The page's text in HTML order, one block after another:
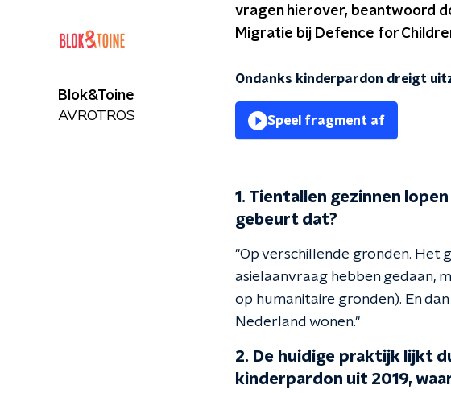
vragen hierover, beantwoord
Migratie bij Defence for
Ondanks kinderpardon dreigt
Speel fragment af
1. Tientallen gezinnen
gebeurt dat?
"Op verschillende gronden. Het
asielaanvraag hebben gedaan,
op humanitaire gronden). En
Nederland wonen."
2. De huidige praktijk lijkt
kinderpardon uit 2019,
Blok&Toine
AVROTROS